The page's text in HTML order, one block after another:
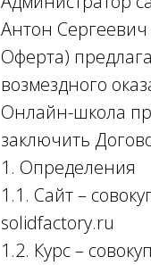
Антон
Оферта)
возмездного
Онлайн-школа
заключить
1. Определения
1.1. Сайт –
solidfactory.ru
1.2. Курс –